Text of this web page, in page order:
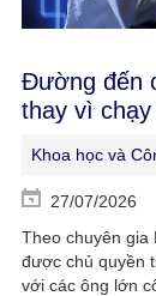
Đường đến
thay vì chạy
Khoa học và
27/07/2026
Theo chuyên gia
được chủ quyền
với các ông lớn